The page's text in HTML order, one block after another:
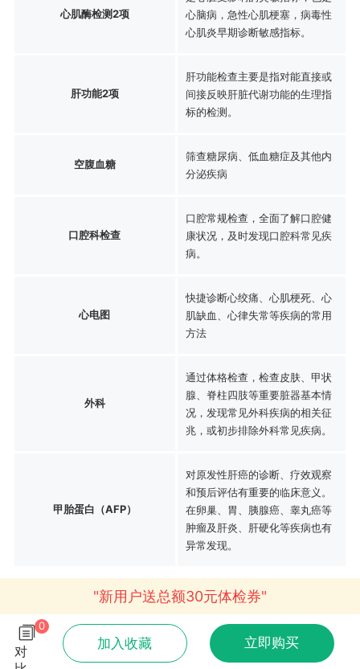
心肌酶检测2项
心脑病，急性心肌梗塞，病毒性
心肌炎早期诊断敏感指标。
肝功能2项
肝功能检查主要是指对能直接或
间接反映肝脏代谢功能的生理指
标的检测。
空腹血糖
筛查糖尿病、低血糖症及其他内
分泌疾病
口腔科检查
口腔常规检查，全面了解口腔健
康状况，及时发现口腔科常见疾
病。
心电图
快捷诊断心绞痛、心肌梗死、心
肌缺血、心律失常等疾病的常用
方法
外科
通过体格检查，检查皮肤、甲状
腺、脊柱四肢等重要脏器基本情
况，发现常见外科疾病的相关征
兆，或初步排除外科常见疾病。
甲胎蛋白（AFP）
对原发性肝癌的诊断、疗效观察
和预后评估有重要的临床意义。
在卵巢、胃、胰腺癌、睾丸癌等
肿瘤及肝炎、肝硬化等疾病也有
异常发现。
"新用户送总额30元体检券"
0
对
加入收藏 立即购买